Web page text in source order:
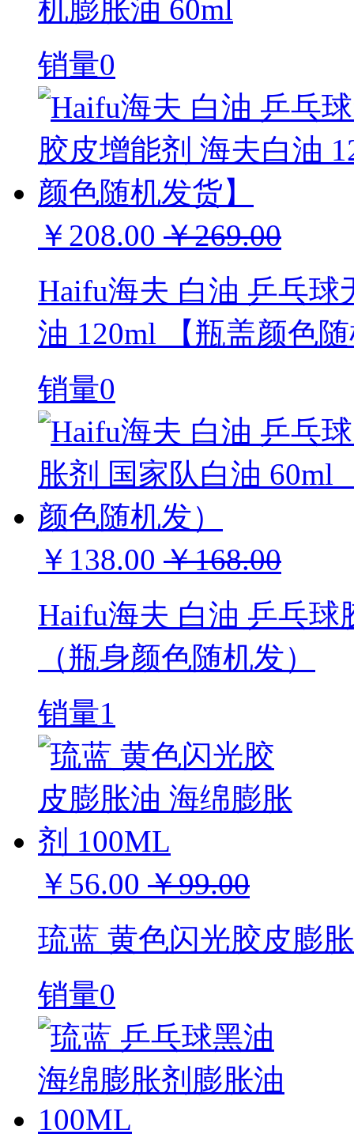
机膨胀油 60ml
销量0
￥208.00 ￥269.00
Haifu海夫 白油 乒乓
油 120ml 【瓶盖颜色
销量0
￥138.00 ￥168.00
Haifu海夫 白油 乒乓球
（瓶身颜色随机发）
销量1
￥56.00 ￥99.00
琉蓝 黄色闪光胶皮膨
销量0